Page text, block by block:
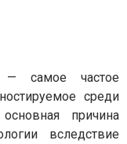
самое частое
среди
причина
вследствие